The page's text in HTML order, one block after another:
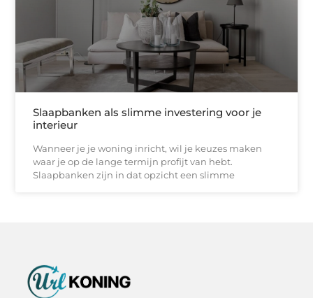
Slaapbanken als slimme investering voor je
interieur
Wanneer je je woning inricht, wil je keuzes maken
waar je op de lange termijn profijt van hebt.
Slaapbanken zijn in dat opzicht een slimme